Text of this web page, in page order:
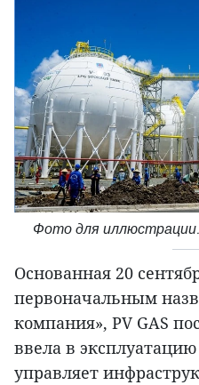
Фото для иллюстрации.
Основанная 20
первоначальным
компания», PV GAS
ввела в
управляет